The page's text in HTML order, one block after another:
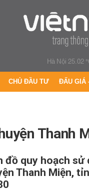
Hà Nội 25.02
CHỦ ĐẦU TƯ ĐẤU GIÁ
huyện Thanh
đồ quy hoạch sử
Thanh Miện,